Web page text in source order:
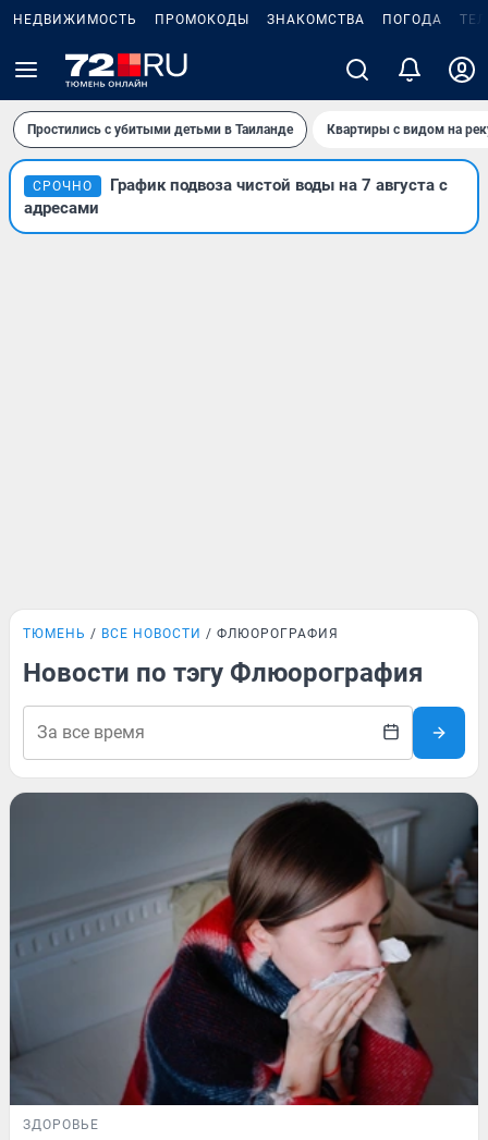
НЕДВИЖИМОСТЬ ПРОМОКОДЫ ЗНАКОМСТВА ПОГОДА
Простились с убитыми детьми в Таиланде Квартиры с видом на
СРОЧНО
График подвоза чистой воды на 7 августа с
адресами
ТЮМЕНЬ ВСЕ НОВОСТИ ФЛЮОРОГРАФИЯ
Новости по тэгу Флюорография
ЗДОРОВЬЕ